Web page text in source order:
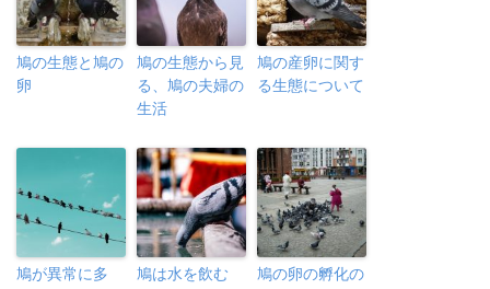
鳩の生態と鳩の
卵
鳩の生態から見
る、鳩の夫婦の
生活
鳩の産卵に関す
る生態について
鳩が異常に多
鳩は水を飲む
鳩の卵の孵化の